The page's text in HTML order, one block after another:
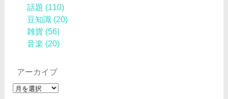
話題 (110)
豆知識 (20)
雑貨 (56)
音楽 (20)
アーカイブ
ア